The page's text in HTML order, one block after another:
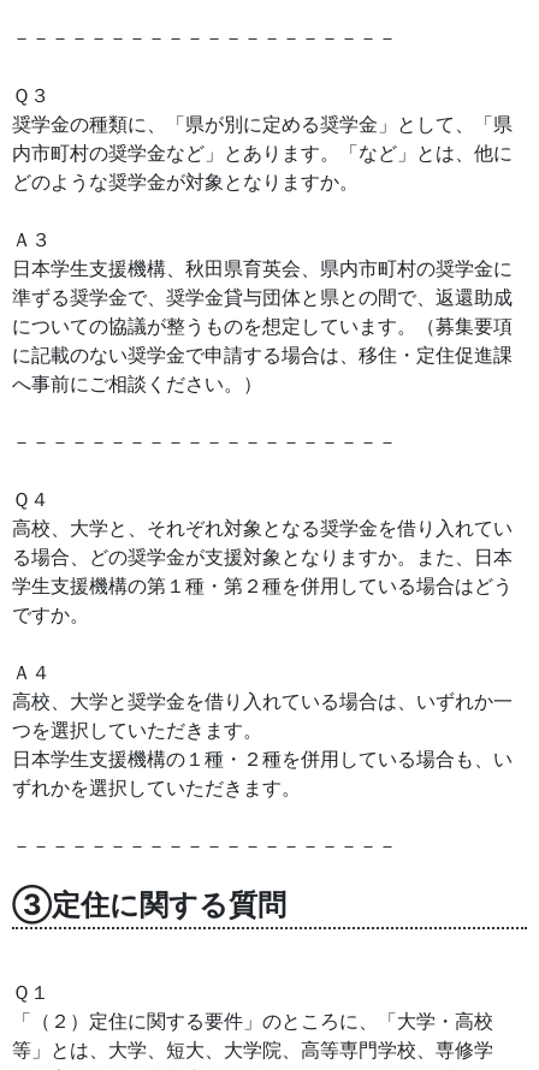
－－－－－－－－－－－－－－－－－－－－
Ｑ３
奨学金の種類に、「県が別に定める奨学金」として、「県
内市町村の奨学金など」とあります。「など」とは、他に
どのような奨学金が対象となりますか。
Ａ３
日本学生支援機構、秋田県育英会、県内市町村の奨学金に
準ずる奨学金で、奨学金貸与団体と県との間で、返還助成
についての協議が整うものを想定しています。（募集要項
に記載のない奨学金で申請する場合は、移住・定住促進課
へ事前にご相談ください。）
－－－－－－－－－－－－－－－－－－－－
Ｑ４
高校、大学と、それぞれ対象となる奨学金を借り入れてい
る場合、どの奨学金が支援対象となりますか。また、日本
学生支援機構の第１種・第２種を併用している場合はどう
ですか。
Ａ４
高校、大学と奨学金を借り入れている場合は、いずれか一
つを選択していただきます。
日本学生支援機構の１種・２種を併用している場合も、い
ずれかを選択していただきます。
－－－－－－－－－－－－－－－－－－－－
③定住に関する質問
Ｑ１
「（２）定住に関する要件」のところに、「大学・高校
等」とは、大学、短大、大学院、高等専門学校、専修学